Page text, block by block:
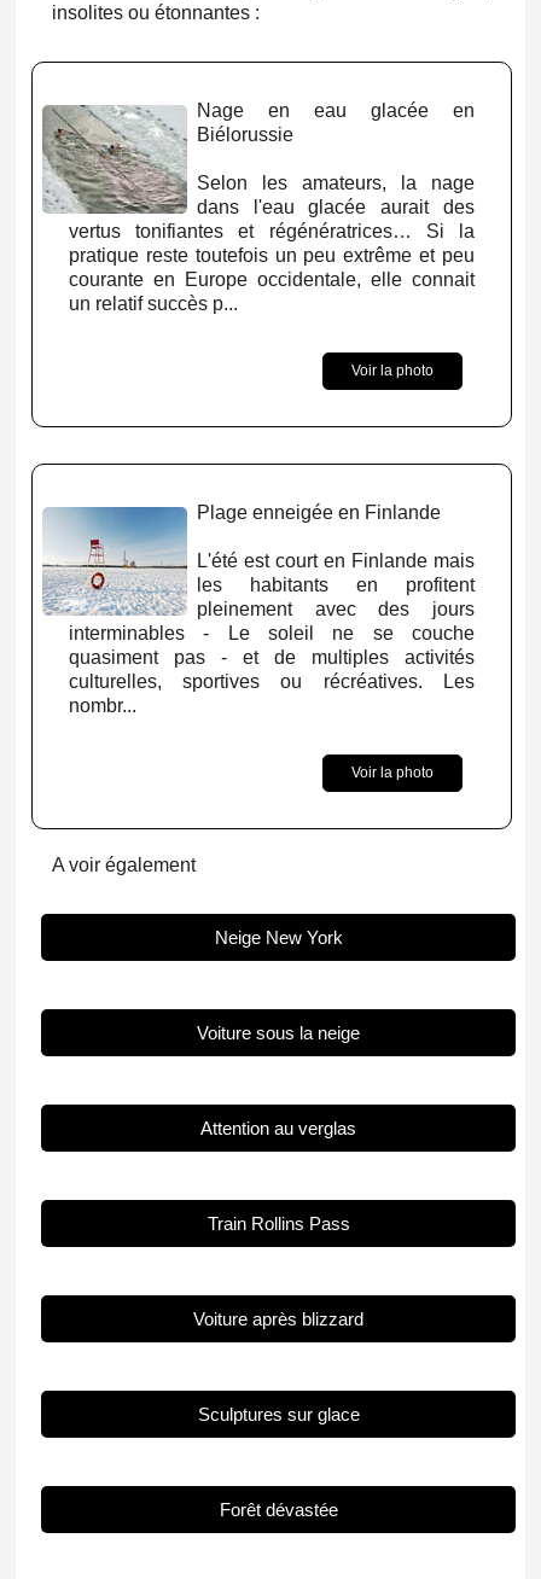
insolites ou étonnantes :
Nage en eau glacée en
Biélorussie
Selon les amateurs, la nage
dans l'eau glacée aurait des
vertus tonifiantes et régénératrices… Si la
pratique reste toutefois un peu extrême et peu
courante en Europe occidentale, elle connait
un relatif succès p...
Voir la photo
Plage enneigée en Finlande
L'été est court en Finlande mais
les habitants en profitent
pleinement avec des jours
interminables - Le soleil ne se couche
quasiment pas - et de multiples activités
culturelles, sportives ou récréatives. Les
nombr...
Voir la photo
A voir également
Neige New York
Voiture sous la neige
Attention au verglas
Train Rollins Pass
Voiture après blizzard
Sculptures sur glace
Forêt dévastée